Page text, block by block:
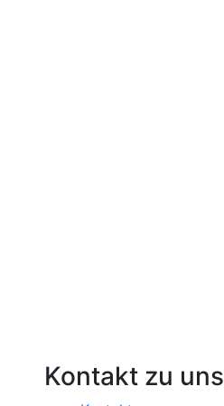
Kontakt zu uns